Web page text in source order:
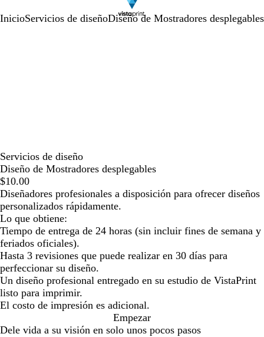
InicioServicios de diseñoDiseño de Mostradores desplegables
Servicios de diseño
Diseño de Mostradores desplegables
$10.00
Diseñadores profesionales a disposición para ofrecer diseños
personalizados rápidamente.
Lo que obtiene:
Tiempo de entrega de 24 horas (sin incluir fines de semana y
feriados oficiales).
Hasta 3 revisiones que puede realizar en 30 días para
perfeccionar su diseño.
Un diseño profesional entregado en su estudio de VistaPrint
listo para imprimir.
El costo de impresión es adicional.
Empezar
Dele vida a su visión en solo unos pocos pasos